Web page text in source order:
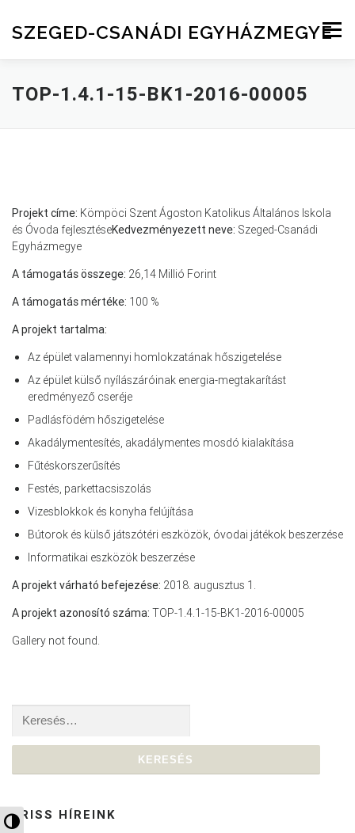
Nagy kontraszt váltása
SZEGED-CSANÁDI EGYHÁZMEGYE
Menu
TOP-1.4.1-15-BK1-2016-00005
Projekt címe: Kömpöci Szent Ágoston Katolikus Általános Iskola
és Óvoda fejlesztéseKedvezményezett neve: Szeged-Csanádi
Egyházmegye
A támogatás összege: 26,14 Millió Forint
A támogatás mértéke: 100 %
A projekt tartalma:
Az épület valamennyi homlokzatának hőszigetelése
Az épület külső nyílászáróinak energia-megtakarítást
eredményező cseréje
Padlásfödém hőszigetelése
Akadálymentesítés, akadálymentes mosdó kialakítása
Fűtéskorszerűsítés
Festés, parkettacsiszolás
Vizesblokkok és konyha felújítása
Bútorok és külső játszótéri eszközök, óvodai játékok beszerzése
Informatikai eszközök beszerzése
A projekt várható befejezése: 2018. augusztus 1.
A projekt azonosító száma: TOP-1.4.1-15-BK1-2016-00005
Gallery not found.
Keresés:
FRISS HÍREINK